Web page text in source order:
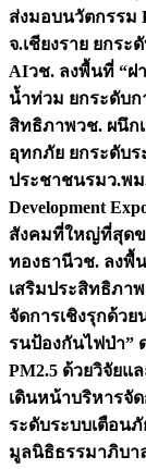
ส่งมอบนวัตกรรม
จ.เชียงราย ยกร
AIวช. ลงพื้นที่ “ฝ
น้ำท่วม ยกระดับ
สิทธิภาพวช. ผนึก
อุทกภัย ยกระดับ
ประชาชนรมว.พม
Development
สังคมที่ใหญ่ที่สุดข
ทองธานีวช. ลงพื้
เสริมประสิทธิภา
จัดการเชิงรุกด้วย
รนป้องกันไฟป่า”
PM2.5 ด้วยวิจัยแ
เดินหน้าบริหารจั
ระดับระบบเตือน
มูลนิธิธรรมาภิบา